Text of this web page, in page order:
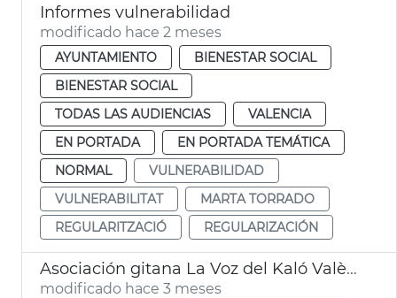
Informes vulnerabilidad
modificado hace 2 meses
AYUNTAMIENTO
BIENESTAR SOCIAL
BIENESTAR SOCIAL
TODAS LAS AUDIENCIAS
VALENCIA
EN PORTADA
EN PORTADA TEMÁTICA
NORMAL
VULNERABILIDAD
VULNERABILITAT
MARTA TORRADO
REGULARITZACIÓ
REGULARIZACIÓN
Asociación gitana La Voz del Kaló València
modificado hace 3 meses